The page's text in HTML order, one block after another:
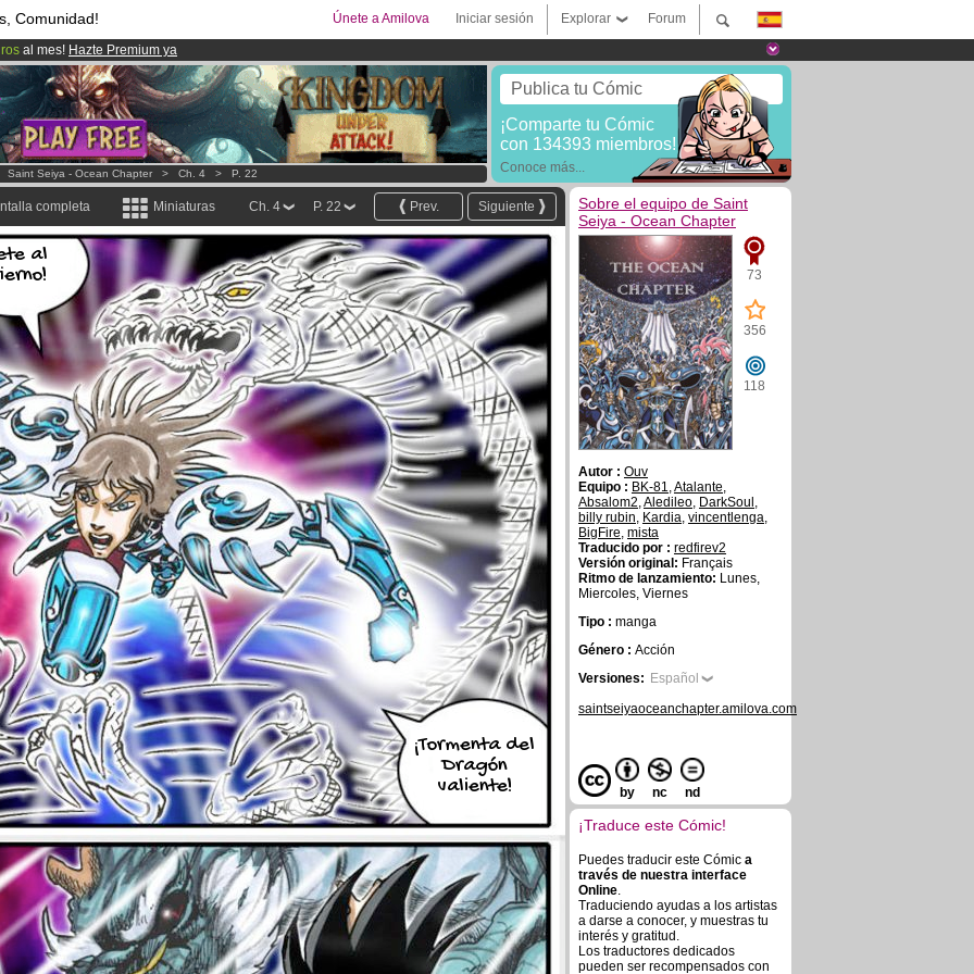
Comunidad! Forum
Explorar
Iniciar sesión
Únete a Amilova
al mes! Hazte Premium ya
Cómics y Mangas!.
lanzado!.
Publica tu Cómic
¡Comparte tu Cómic
con 134393 miembros!
Conoce más...
Saint Seiya - Ocean Chapter > Ch. 4 > P. 22
completa Miniaturas Siguiente
Prev.
P. 22
Ch. 4
al
¡Tormenta del
Dragón
valiente!
Sobre el equipo de Saint
Seiya - Ocean Chapter
73
356
118
Autor : Ouv
Equipo : BK-81,Atalante,
Absalom2,Aledileo, DarkSoul ,
billy rubin, Kardia, vincentlenga,
BigFire, mista
Traducido por : redfirev2
Versión original: Français
Ritmo de lanzamiento: Lunes,
Miercoles, Viernes
Tipo : manga
Género : Acción
Versiones: Español
saintseiyaoceanchapter.amilova.com
by nc nd
¡Traduce este Cómic!
Puedes traducir este Cómic a
través de nuestra interface
Online.
Traduciendo ayudas a los artistas
a darse a conocer, y muestras tu
interés y gratitud.
Los traductores dedicados
pueden ser recompensados con